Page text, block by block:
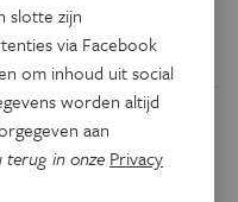
& Milieu
winter?
Waarom we tinnitus
moeten zoeken
slotte zijn
via Facebook
om inhoud uit social
worden altijd
aan
in onze Privacy